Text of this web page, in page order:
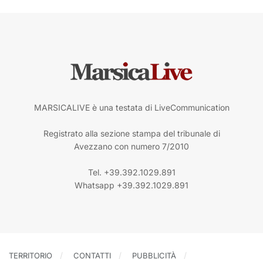
MARSICALIVE è una testata di LiveCommunication
Registrato alla sezione stampa del tribunale di
Avezzano con numero 7/2010
Tel. +39.392.1029.891
Whatsapp +39.392.1029.891
TERRITORIO CONTATTI PUBBLICITÀ